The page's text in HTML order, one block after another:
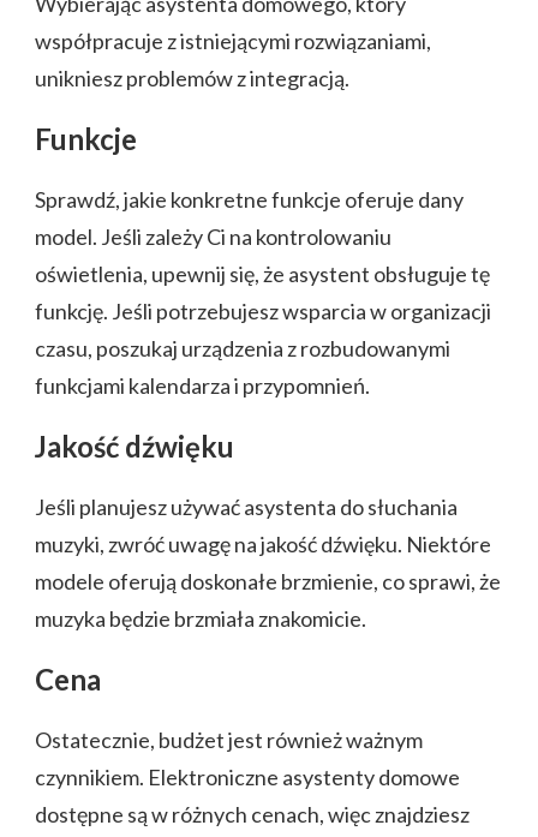
współpracuje z istniejącymi rozwiązaniami,
unikniesz problemów z integracją.
Funkcje
Sprawdź, jakie konkretne funkcje oferuje dany
model. Jeśli zależy Ci na kontrolowaniu
oświetlenia, upewnij się, że asystent obsługuje tę
funkcję. Jeśli potrzebujesz wsparcia w organizacji
czasu, poszukaj urządzenia z rozbudowanymi
funkcjami kalendarza i przypomnień.
Jakość dźwięku
Jeśli planujesz używać asystenta do słuchania
muzyki, zwróć uwagę na jakość dźwięku. Niektóre
modele oferują doskonałe brzmienie, co sprawi, że
muzyka będzie brzmiała znakomicie.
Cena
Ostatecznie, budżet jest również ważnym
czynnikiem. Elektroniczne asystenty domowe
dostępne są w różnych cenach, więc znajdziesz